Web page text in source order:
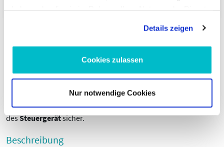
Details zeigen
Cookies zulassen
Nur notwendige Cookies
Kabelreparatursatz, Steuergerät-Glühzeit
die Zuverlässigkeit der Glühzeitsteuerung. Mit einem
Kabelreparatursatz, Steuergerät-Glühzeit
vermeiden Sie Ausfallzeiten und stellen die korrekte Funktion
desSteuergerätsicher.
Beschreibung